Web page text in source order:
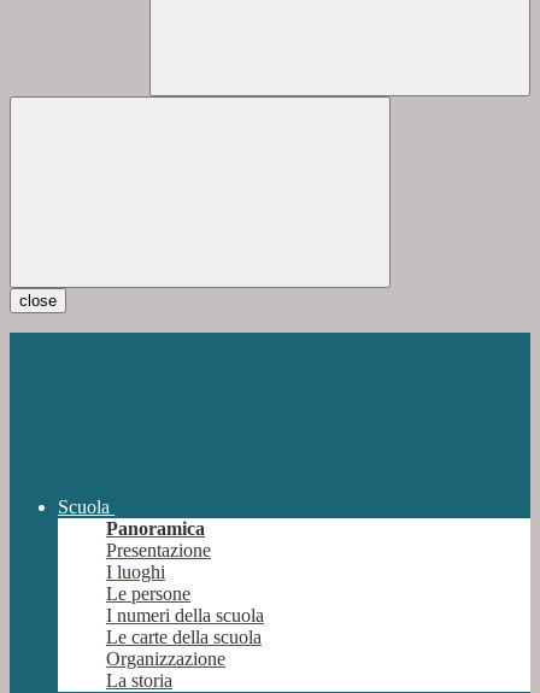
close
Scuola
Panoramica
Presentazione
I luoghi
Le persone
I numeri della scuola
Le carte della scuola
Organizzazione
La storia